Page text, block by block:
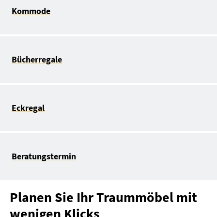
Kommode
Bücherregale
Eckregal
Beratungstermin
Planen Sie Ihr Traummöbel mit
wenigen Klicks